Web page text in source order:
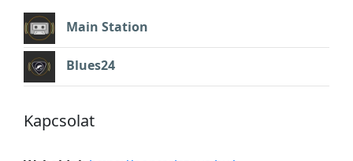
Main Station
Blues24
Kapcsolat